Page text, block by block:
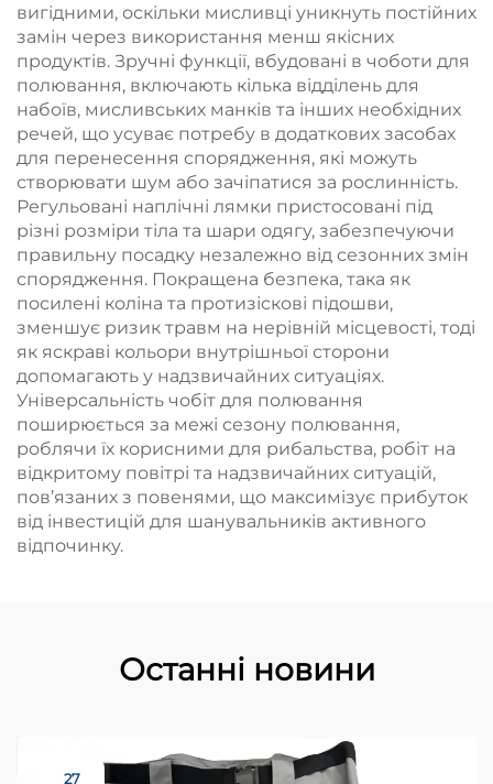
вигідними, оскільки мисливці уникнуть постійних
замін через використання менш якісних
продуктів. Зручні функції, вбудовані в чоботи для
полювання, включають кілька відділень для
набоїв, мисливських манків та інших необхідних
речей, що усуває потребу в додаткових засобах
для перенесення спорядження, які можуть
створювати шум або зачіпатися за рослинність.
Регульовані наплічні лямки пристосовані під
різні розміри тіла та шари одягу, забезпечуючи
правильну посадку незалежно від сезонних змін
спорядження. Покращена безпека, така як
посилені коліна та протизіскові підошви,
зменшує ризик травм на нерівній місцевості, тоді
як яскраві кольори внутрішньої сторони
допомагають у надзвичайних ситуаціях.
Універсальність чобіт для полювання
поширюється за межі сезону полювання,
роблячи їх корисними для рибальства, робіт на
відкритому повітрі та надзвичайних ситуацій,
пов’язаних з повенями, що максимізує прибуток
від інвестицій для шанувальників активного
відпочинку.
Останні новини
27